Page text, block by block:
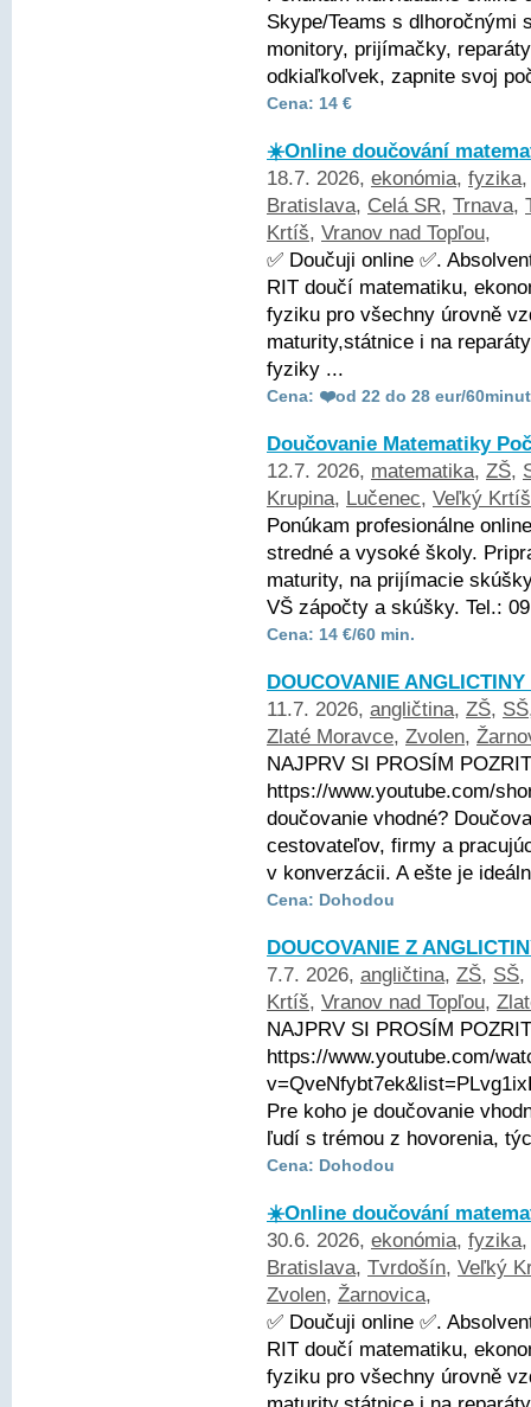
Skype/Teams s dlhoročnými
monitory, prijímačky,
odkiaľkoľvek, zapnite svoj
Cena: 14 €
☀️Online doučování
18.7. 2026, ekonómia, fyzika
Bratislava, Celá SR, Trnava,
Krtíš, Vranov nad Topľou,
✅ Doučuji online ✅.
RIT doučí matematiku,
fyziku pro všechny úrovně
maturity,státnice i na
fyziky ...
Cena: ❤️od 22 do 28 eur/
Doučovanie Matematiky
12.7. 2026, matematika, ZŠ,
Krupina, Lučenec, Veľký Krtíš
Ponúkam profesionálne
stredné a vysoké školy.
maturity, na prijímacie
VŠ zápočty a skúšky. Tel.:
Cena: 14 €/60 min.
DOUCOVANIE
11.7. 2026, angličtina, ZŠ, SŠ
Zlaté Moravce, Zvolen,
NAJPRV SI PROSÍM
https://www.youtube.com/
doučovanie vhodné?
cestovateľov, firmy a
v konverzácii. A ešte je
Cena: Dohodou
DOUCOVANIE Z
7.7. 2026, angličtina, ZŠ, SŠ,
Krtíš, Vranov nad Topľou,
NAJPRV SI PROSÍM
https://www.youtube.com/
Pre koho je doučovanie
ľudí s trémou z hovorenia,
Cena: Dohodou
☀️Online doučování
30.6. 2026, ekonómia, fyzika
Bratislava, Tvrdošín, Veľký
Zvolen, Žarnovica,
✅ Doučuji online ✅.
RIT doučí matematiku,
fyziku pro všechny úrovně